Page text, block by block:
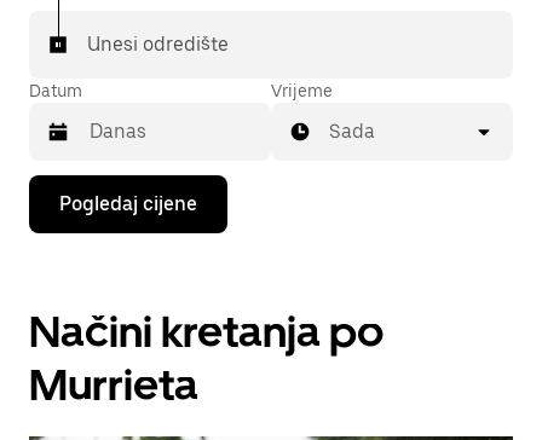
Unesi odredište
Datum
Pritisni
tipku
sa
za
interakciju
kalendarom
Vrijeme
Sada
Pogledaj cijene
Načini kretanja po
Murrieta